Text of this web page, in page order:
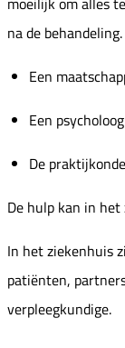
na de
Een
Een psycholoog
De
De hulp kan in
In het ziekenhuis
patiënten,
verpleegkundige.